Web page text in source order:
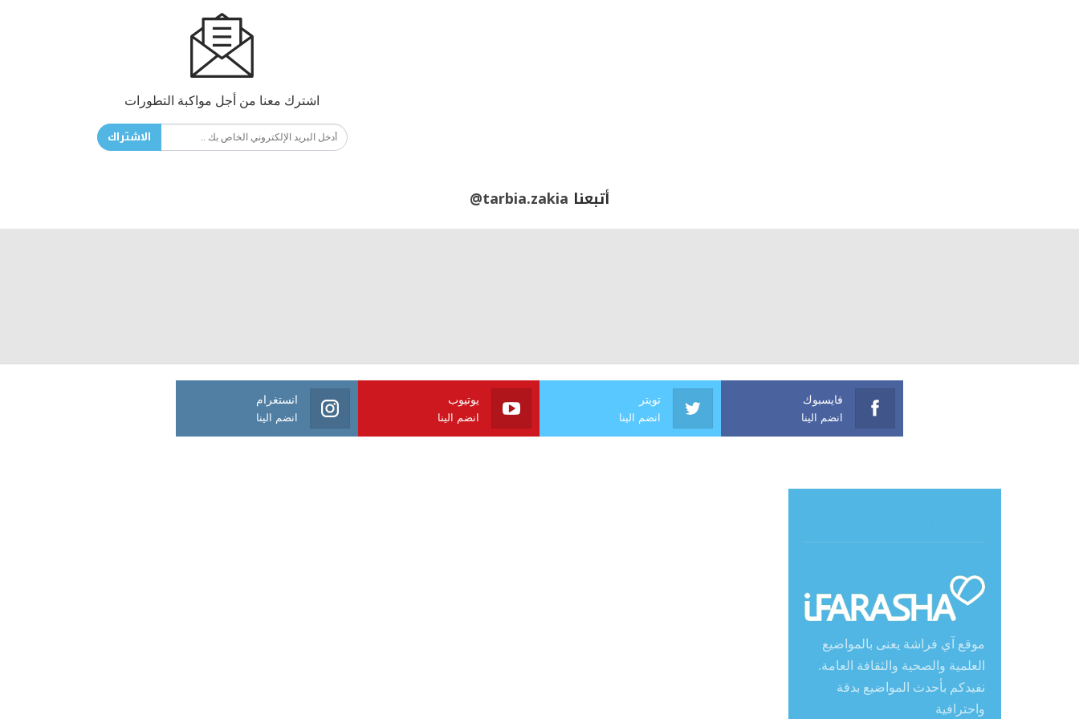
اشترك معنا من أجل مواكبة التطورات
الاشتراك
أتبعنا @tarbia.zakia
فايسبوك
انضم الينا
تويتر
انضم الينا
يوتيوب
انضم الينا
انستغرام
انضم الينا
موقع آي فراشة يعنى بالمواضيع
العلمية والصحية والثقافة العامة.
نفيدكم بأحدث المواضيع بدقة
واحترافية